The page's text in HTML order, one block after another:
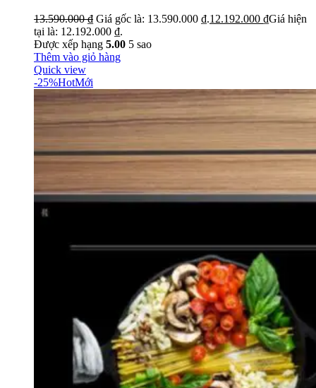
13.590.000₫ Giá gốc là: 13.590.000 ₫.12.192.000 ₫Giá hiện
tại là: 12.192.000 ₫.
Được xếp hạng 5.00 5 sao
Thêm vào giỏ hàng
Quick view
-25%HotMới